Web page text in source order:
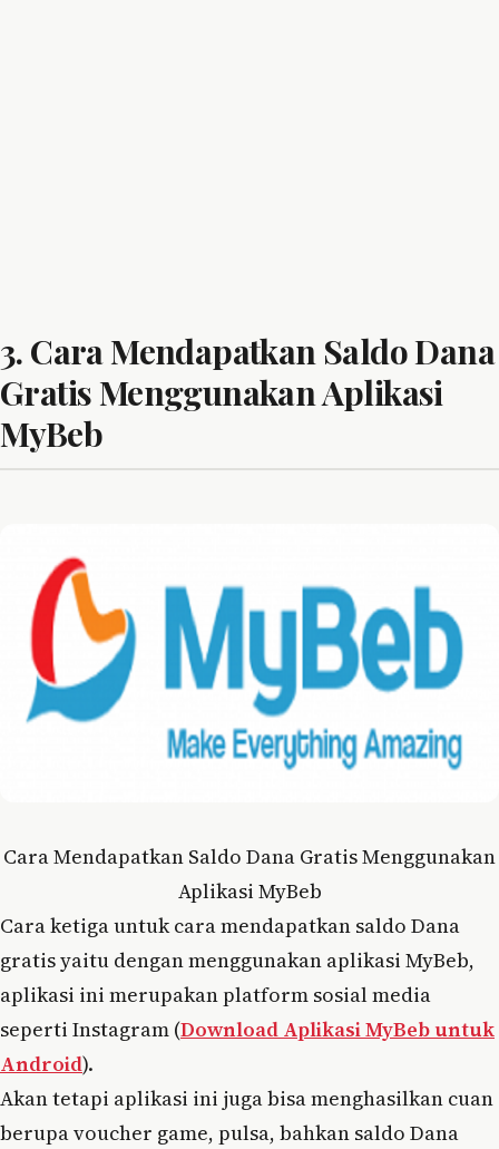
3. Cara Mendapatkan Saldo Dana
Gratis Menggunakan Aplikasi
MyBeb
Cara Mendapatkan Saldo Dana Gratis Menggunakan
Aplikasi MyBeb
Cara ketiga untuk cara mendapatkan saldo Dana
gratis yaitu dengan menggunakan aplikasi MyBeb,
aplikasi ini merupakan platform sosial media
seperti Instagram (Download Aplikasi MyBeb untuk
Android).
Akan tetapi aplikasi ini juga bisa menghasilkan cuan
berupa voucher game, pulsa, bahkan saldo Dana